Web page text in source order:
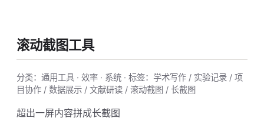
滚动截图工具
分类：通用工具 · 效率 · 系统 · 标签：学术写作 / 实验记录 / 项
目协作 / 数据展示 / 文献研读 / 滚动截图 / 长截图
超出一屏内容拼成长截图